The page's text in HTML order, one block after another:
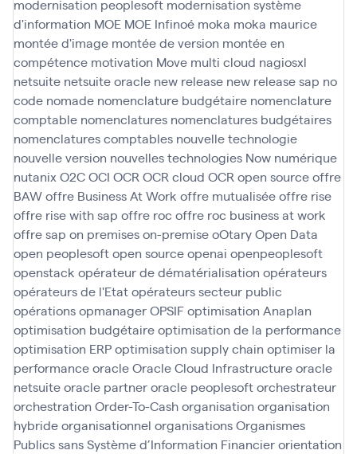
modernisation peoplesoft modernisation système
d'information MOE MOE Infinoé moka moka maurice
montée d'image montée de version montée en
compétence motivation Move multi cloud nagiosxl
netsuite netsuite oracle new release new release sap no
code nomade nomenclature budgétaire nomenclature
comptable nomenclatures nomenclatures budgétaires
nomenclatures comptables nouvelle technologie
nouvelle version nouvelles technologies Now numérique
nutanix O2COCI OCR OCR cloud OCR open sourceoffre
BAWoffre Business At Work offre mutualiséeoffre rise
offre rise with sap offre roc offre roc business at work
offre sap on premiseson-premiseoOtaryOpen Data
open peoplesoftopen sourceopenai openpeoplesoft
openstack opérateur de dématérialisation opérateurs
opérateurs de l'Etatopérateurs secteur public
opérationsopmanagerOPSIFoptimisation Anaplan
optimisation budgétaireoptimisation de la performance
optimisation ERPoptimisation supply chain optimiser la
performanceoracleOracle Cloud Infrastructureoracle
netsuiteoracle partneroracle peoplesoftorchestrateur
orchestration Order-To-Cashorganisation organisation
hybrideorganisationnel organisationsOrganismes
Publics sans Système d’Information Financierorientation